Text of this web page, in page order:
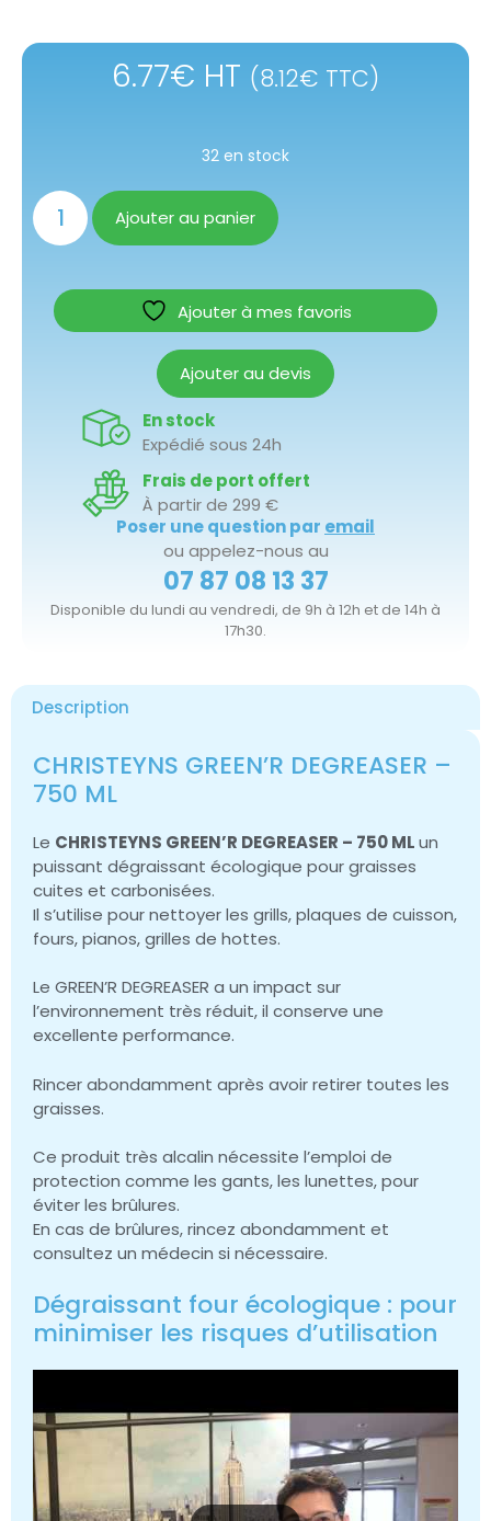
6.77€ HT (8.12€ TTC)
32 en stock
Ajouter au panier
Ajouter à mes favoris
Ajouter au devis
En stock
Expédié sous 24h
Frais de port offert
À partir de 299 €
Poser une question par email
ou appelez-nous au
07 87 08 13 37
Disponible du lundi au vendredi, de 9h à 12h et de 14h à
17h30.
Description
CHRISTEYNS GREEN’R DEGREASER –
750 ML
Le CHRISTEYNS GREEN’R DEGREASER – 750 MLun
puissant dégraissant écologique pour graisses
cuites et carbonisées.
Il s’utilise pour nettoyer les grills, plaques de cuisson,
fours, pianos, grilles de hottes.
Le GREEN’R DEGREASER a un impact sur
l’environnement très réduit, il conserve une
excellente performance.
Rincer abondamment après avoir retirer toutes les
graisses.
Ce produit très alcalin nécessite l’emploi de
protection comme les gants, les lunettes, pour
éviter les brûlures.
En cas de brûlures, rincez abondamment et
consultez un médecin si nécessaire.
Dégraissant four écologique : pour
minimiser les risques d’utilisation